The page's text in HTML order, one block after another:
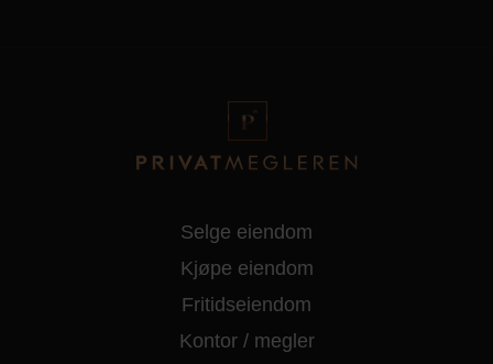
Selge eiendom
Kjøpe eiendom
Fritidseiendom
Kontor / megler